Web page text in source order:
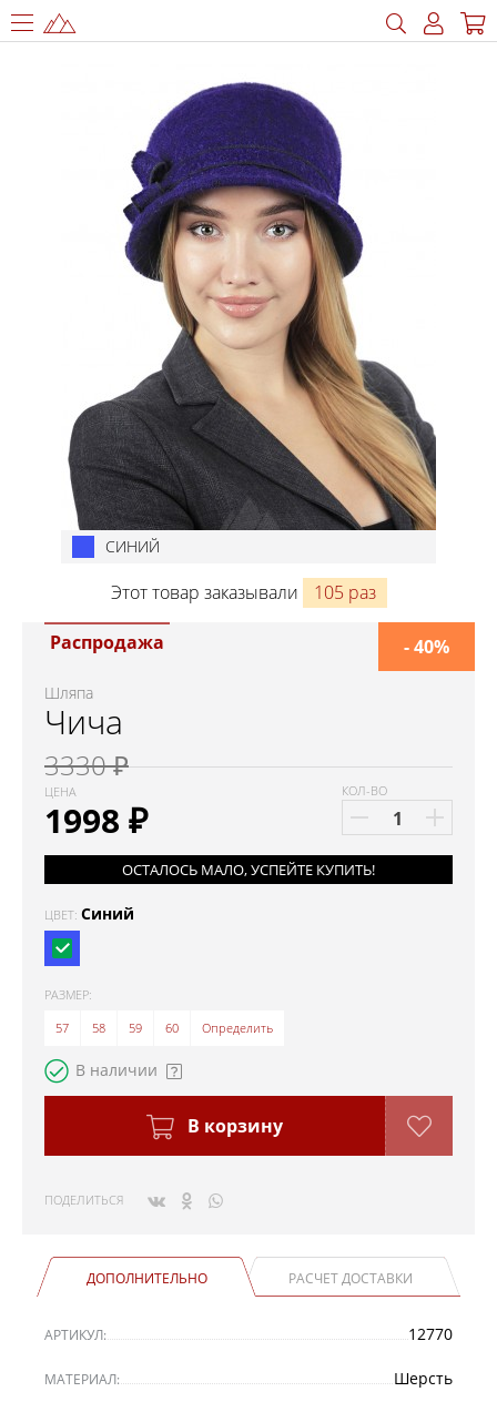
СИНИЙ
Этот товар заказывали 105 раз
Распродажа
Шляпа
Чича
3330 ₽
ЦЕНА
1998 ₽
- 40%
КОЛ-ВО
ОСТАЛОСЬ МАЛО, УСПЕЙТЕ КУПИТЬ!
ЦВЕТ: Синий
РАЗМЕР:
57
58 59 60 Определить
В наличии
В корзину
ПОДЕЛИТЬСЯ
ДОПОЛНИТЕЛЬНО РАСЧЕТ ДОСТАВКИ
АРТИКУЛ: 12770
МАТЕРИАЛ: Шерсть